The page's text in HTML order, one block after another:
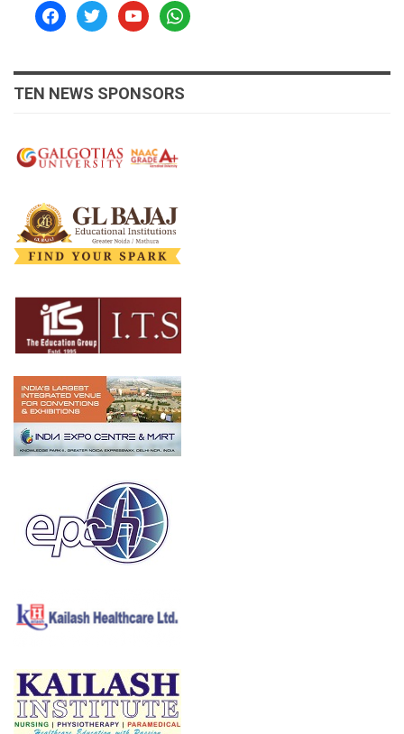
facebooktwitteryoutubewhatsapp
TEN NEWS SPONSORS